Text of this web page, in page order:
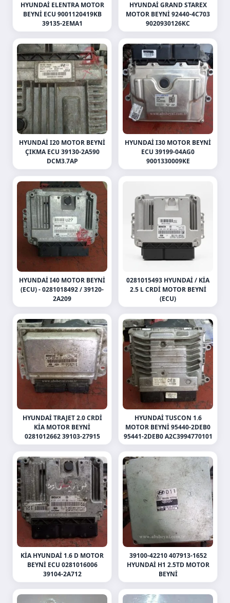
HYUNDAI ELENTRA MOTOR
BEYNI ECU 9001120419KB
39135-2EMA1
HYUNDAI GRAND STAREX
MOTOR BEYNI 92440-4C703
9020930126KC
HYUNDAI I20 MOTOR BEYNI
ÇIKMA ECU 39130-2A590
DCM3.7AP
HYUNDAI I30 MOTOR BEYNI
ECU 39199-04AG0
9001330009KE
HYUNDAI I40 MOTOR BEYNI
(ECU) - 0281018492 / 39120-
2A209
0281015493 HYUNDAI / KIA
2.5 L CRDI MOTOR BEYNI
(ECU)
HYUNDAI TRAJET 2.0 CRDI
KIA MOTOR BEYNI
0281012662 39103-27915
HYUNDAI TUSCON 1.6
MOTOR BEYNI 95440-2DEB0
95441-2DEB0 A2C3994770101
KIA HYUNDAI 1.6 D MOTOR
BEYNI ECU 0281016006
39104-2A712
39100-42210 407913-1652
HYUNDAI H1 2.5TD MOTOR
BEYNI